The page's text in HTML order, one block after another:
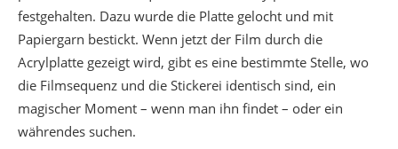
festgehalten. Dazu wurde die Platte gelocht und mit
Papiergarn bestickt. Wenn jetzt der Film durch die
Acrylplatte gezeigt wird, gibt es eine bestimmte Stelle, wo
die Filmsequenz und die Stickerei identisch sind, ein
magischer Moment – wenn man ihn findet – oder ein
währendes suchen.